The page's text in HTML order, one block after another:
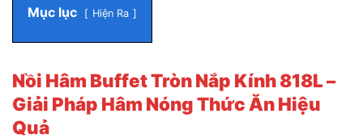
Mục lục Hiện Ra
Nồi Hâm Buffet Tròn Nắp Kính 818L –
Giải Pháp Hâm Nóng Thức Ăn Hiệu
Quả